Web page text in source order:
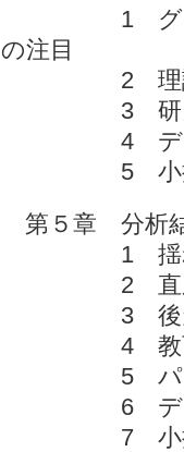
1 グローバ
の注目
2 理論
3 研
4 デモグ
5 小
第５章 分析
1 揺れ動
2 直系
3 後天的
4 教育
5 パー
6 ディ
7 小